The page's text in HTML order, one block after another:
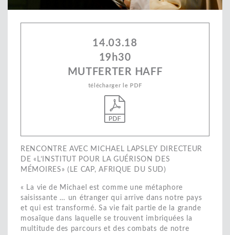
14.03.18
19h30
MUTFERTER HAFF
télécharger le PDF
RENCONTRE AVEC MICHAEL LAPSLEY DIRECTEUR
DE «L’INSTITUT POUR LA GUÉRISON DES
MÉMOIRES» (LE CAP, AFRIQUE DU SUD)
« La vie de Michael est comme une métaphore
saisissante … un étranger qui arrive dans notre pays
et qui est transformé. Sa vie fait partie de la grande
mosaïque dans laquelle se trouvent imbriquées la
multitude des parcours et des combats de notre